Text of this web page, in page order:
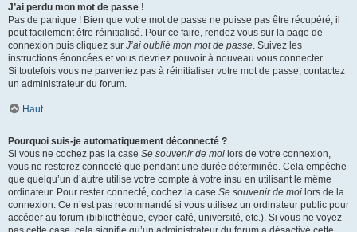
J’ai perdu mon mot de passe !
Pas de panique ! Bien que votre mot de passe ne puisse pas être récupéré, il
peut facilement être réinitialisé. Pour ce faire, rendez vous sur la page de
connexion puis cliquez sur J’ai oublié mon mot de passe. Suivez les
instructions énoncées et vous devriez pouvoir à nouveau vous connecter.
Si toutefois vous ne parveniez pas à réinitialiser votre mot de passe, contactez
un administrateur du forum.
Haut
Pourquoi suis-je automatiquement déconnecté ?
Si vous ne cochez pas la case Se souvenir de moi lors de votre connexion,
vous ne resterez connecté que pendant une durée déterminée. Cela empêche
que quelqu’un d’autre utilise votre compte à votre insu en utilisant le même
ordinateur. Pour rester connecté, cochez la case Se souvenir de moi lors de la
connexion. Ce n’est pas recommandé si vous utilisez un ordinateur public pour
accéder au forum (bibliothèque, cyber-café, université, etc.). Si vous ne voyez